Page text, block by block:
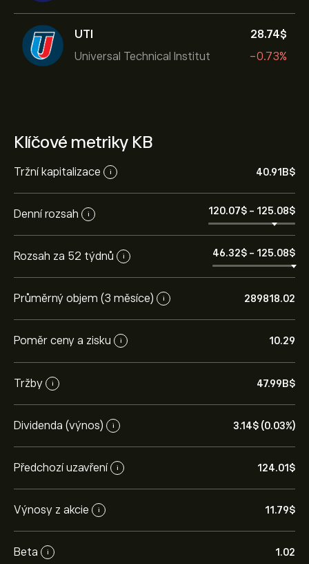
UTI
Universal Technical Institut
28.74‎$‎
-0.73%
Klíčové metriky KB
Tržní kapitalizace i 40.91B‎$‎
Denní rozsah i 120.07‎$‎ - 125.08‎$‎
Rozsah za 52 týdnů i 46.32‎$‎ - 125.08‎$‎
Průměrný objem (3 měsíce) i 289818.02
Poměr ceny a zisku i 10.29
Tržby i 47.99B‎$‎
Dividenda (výnos) i 3.14‎$‎ (0.03%)
Předchozí uzavření i 124.01‎$‎
Výnosy z akcie i 11.79‎$‎
Beta i 1.02